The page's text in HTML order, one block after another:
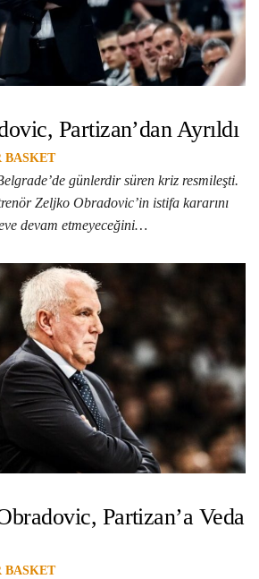
Partizan’dan Ayrıldı
BASKET
günlerdir süren kriz resmileşti.
Zeljko Obradovic’in istifa kararını
devam etmeyeceğini…
Partizan’a Veda
BASKET